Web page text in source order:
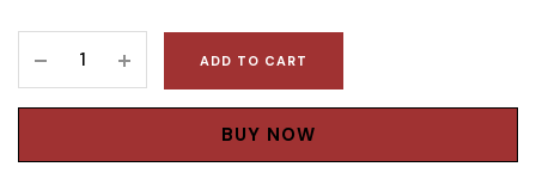
"Didier
Lab"
/
ADD TO CART
BUY NOW